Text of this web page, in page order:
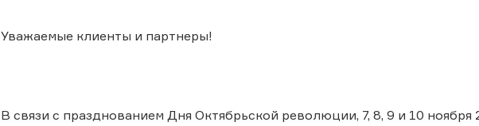
Уважаемые клиенты и партнеры!
В связи с празднованием Дня Октябрьской революции, 7, 8, 9 и 10